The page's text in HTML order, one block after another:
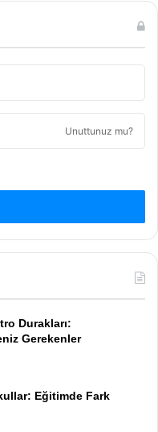
Unuttunuz mu?
Durakları:
Gerekenler
Eğitimde Fark